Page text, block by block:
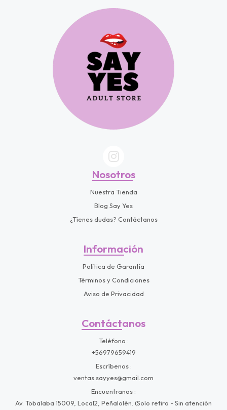
Nosotros
Nuestra Tienda
Blog Say Yes
¿Tienes dudas? Contáctanos
Información
Política de Garantía
Términos y Condiciones
Aviso de Privacidad
Contáctanos
Teléfono
+56979659419
Escríbenos
ventas.sayyes@gmail.com
Encuentranos
Av. Tobalaba 15009, Local2, Peñalolén. (Solo retiro - Sin atención